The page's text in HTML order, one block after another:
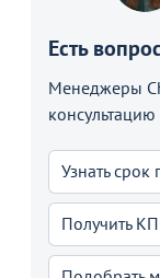
Есть
Менеджеры
Узнать срок
Получить КП